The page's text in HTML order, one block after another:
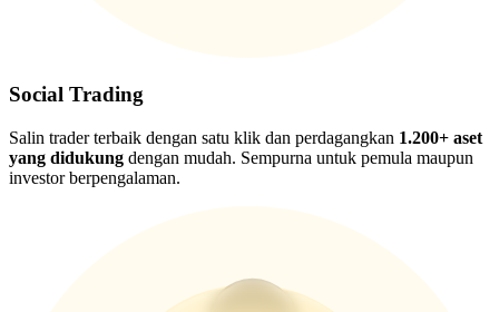
New Listing Futures Fest
Trade New Futures, Win 200,000 USDT
77,777+3k Rewards
Social Trading
Salin trader terbaik dengan satu klik dan perdagangkan 1.200+ aset
yang didukung dengan mudah. Sempurna untuk pemula maupun
investor berpengalaman.